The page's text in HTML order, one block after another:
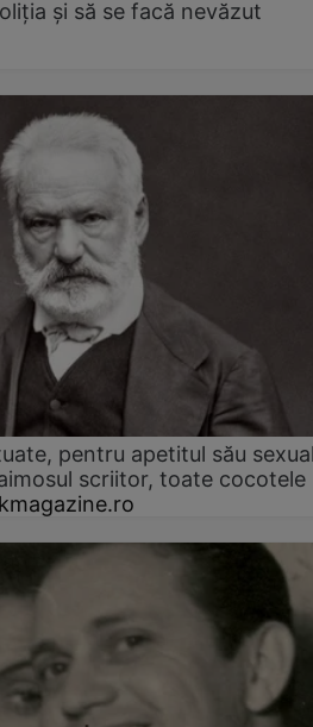
și să se facă nevăzut
pentru apetitul său
scriitor, toate cocotele